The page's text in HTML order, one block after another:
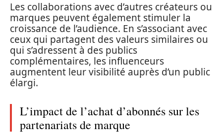
Les collaborations avec d’autres créateurs ou
marques peuvent également stimuler la
croissance de l’audience. En s’associant avec
ceux qui partagent des valeurs similaires ou
qui s’adressent à des publics
complémentaires, les influenceurs
augmentent leur visibilité auprès d’un public
élargi.
L’impact de l’achat d’abonnés sur les
partenariats de marque